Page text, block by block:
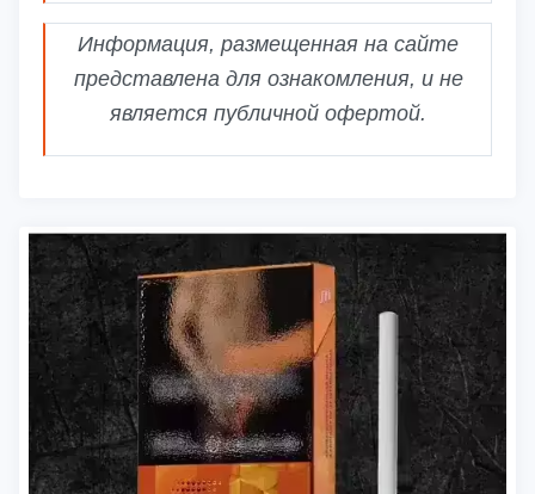
Информация, размещенная на сайте
представлена для ознакомления, и не
является публичной офертой.